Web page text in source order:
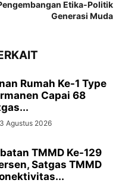
Etika-Politik
Generasi Muda
Rumah Ke-1 Type
Capai 68
Agustus 2026
TMMD Ke-129
Satgas TMMD